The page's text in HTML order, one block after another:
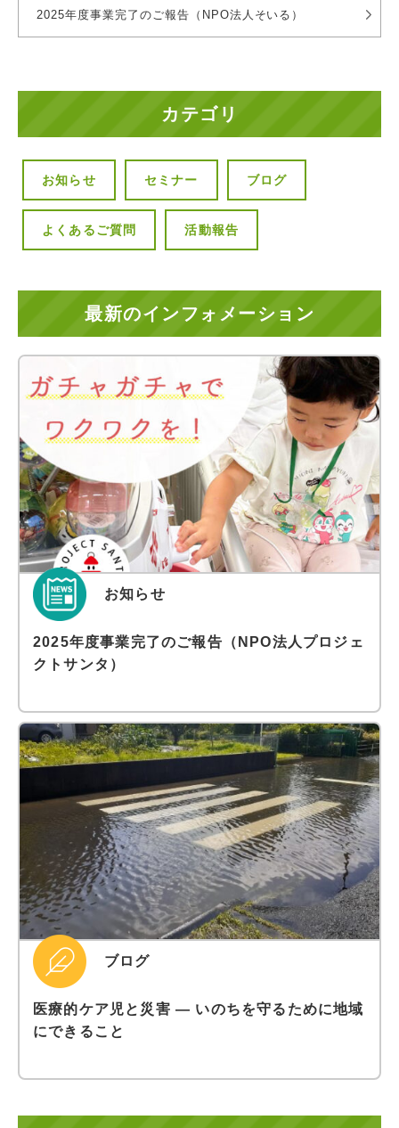
2025年度事業完了のご報告（NPO法人そいる）
カテゴリ
お知らせ セミナー ブログ
よくあるご質問 活動報告
最新のインフォメーション
お知らせ
2025年度事業完了のご報告（NPO法人プロジェ
クトサンタ）
ブログ
医療的ケア児と災害 ― いのちを守るために地域
にできること